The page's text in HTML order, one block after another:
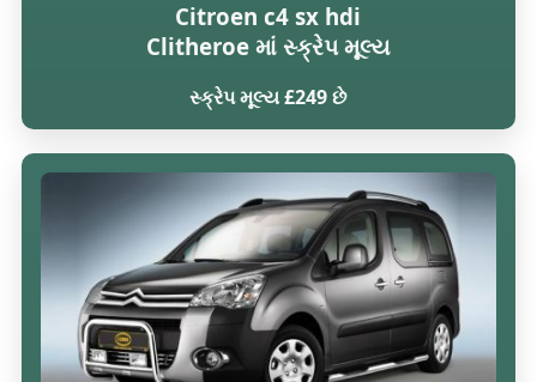
Citroen c4 sx hdi
Clitheroe માં સ્ક્રેપ મૂલ્ય
સ્ક્રેપ મૂલ્ય £249 છે